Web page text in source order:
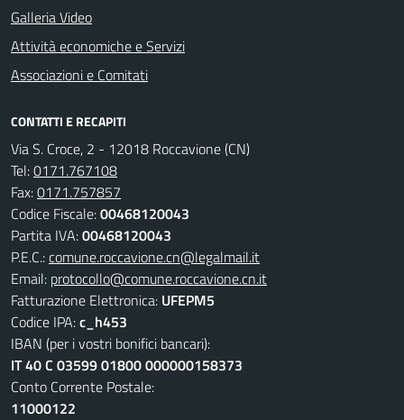
Galleria Video
Attività economiche e Servizi
Associazioni e Comitati
CONTATTI E RECAPITI
Via S. Croce, 2 - 12018 Roccavione (CN)
Tel:0171.767108
Fax:0171.757857
Codice Fiscale:00468120043
Partita IVA:00468120043
P.E.C.:comune.roccavione.cn@legalmail.it
Email: protocollo@comune.roccavione.cn.it
Fatturazione Elettronica: UFEPM5
Codice IPA:c_h453
IBAN (per i vostri bonifici bancari):
IT 40 C 03599 01800 000000158373
Conto Corrente Postale:
11000122